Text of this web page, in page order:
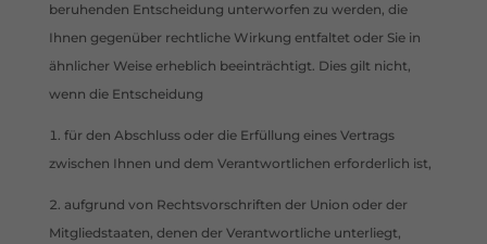
beruhenden Entscheidung unterworfen zu werden, die
Ihnen gegenüber rechtliche Wirkung entfaltet oder Sie in
ähnlicher Weise erheblich beeinträchtigt. Dies gilt nicht,
wenn die Entscheidung
für den Abschluss oder die Erfüllung eines Vertrags
zwischen Ihnen und dem Verantwortlichen erforderlich ist,
aufgrund von Rechtsvorschriften der Union oder der
Mitgliedstaaten, denen der Verantwortliche unterliegt,